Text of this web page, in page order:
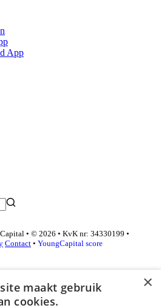
App
• © 2026 • KvK nr: 34330199 •
Contact • YoungCapital score
×
maakt gebruik
cookies.